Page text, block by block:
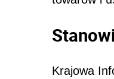
Krajowa